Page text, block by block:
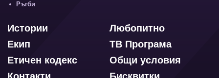
Ръгби
Любопитно
Истории
ТВ Програма
Екип
Общи условия
Етичен кодекс